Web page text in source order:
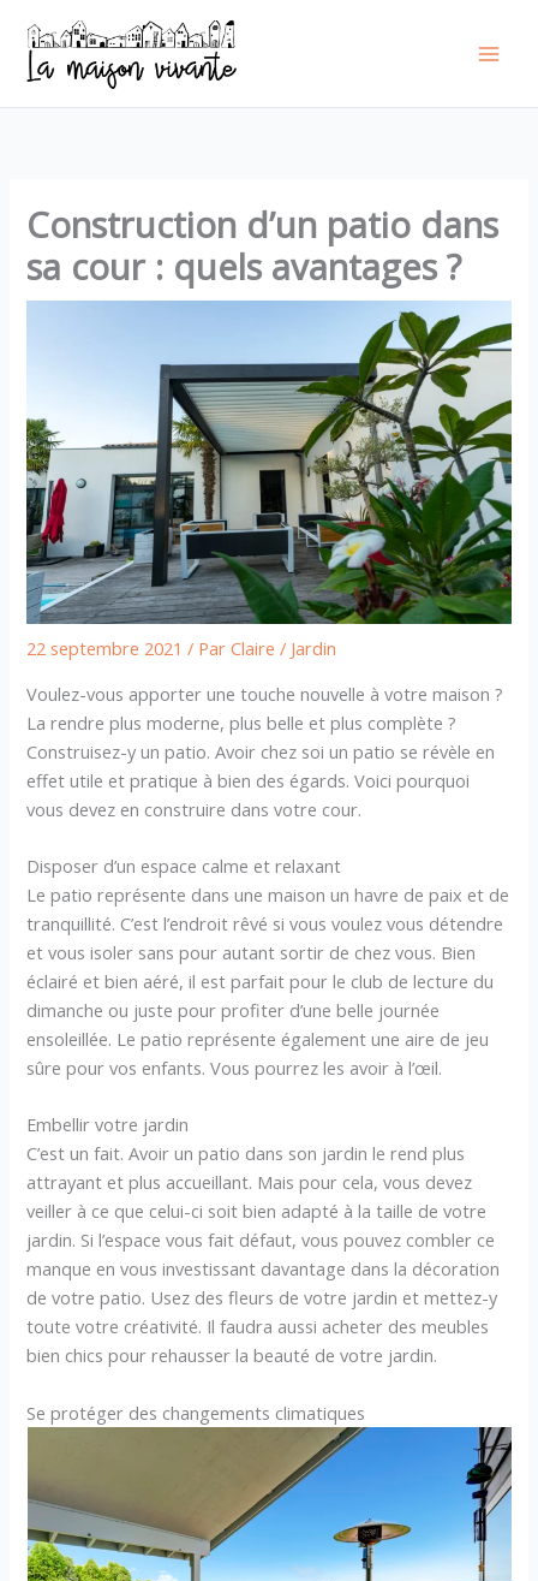
contenu
Construction d’un patio dans
sa cour : quels avantages ?
22 septembre 2021/ ParClaire/ Jardin
Voulez-vous apporter une touche nouvelle à votre maison ?
La rendre plus moderne, plus belle et plus complète ?
Construisez-y un patio. Avoir chez soi un patio se révèle en
effet utile et pratique à bien des égards. Voici pourquoi
vous devez en construire dans votre cour.
Disposer d’un espace calme et relaxant
Le patio représente dans une maison un havre de paix et de
tranquillité. C’est l’endroit rêvé si vous voulez vous détendre
et vous isoler sans pour autant sortir de chez vous. Bien
éclairé et bien aéré, il est parfait pour le club de lecture du
dimanche ou juste pour profiter d’une belle journée
ensoleillée. Le patio représente également une aire de jeu
sûre pour vos enfants. Vous pourrez les avoir à l’œil.
Embellir votre jardin
C’est un fait. Avoir un patio dans son jardin le rend plus
attrayant et plus accueillant. Mais pour cela, vous devez
veiller à ce que celui-ci soit bien adapté à la taille de votre
jardin. Si l’espace vous fait défaut, vous pouvez combler ce
manque en vous investissant davantage dans la décoration
de votre patio. Usez des fleurs de votre jardin et mettez-y
toute votre créativité. Il faudra aussi acheter des meubles
bien chics pour rehausser la beauté de votre jardin.
Se protéger des changements climatiques